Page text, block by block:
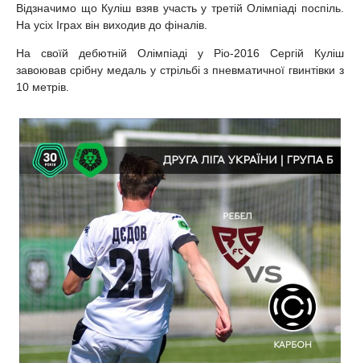
Відзначимо що Куліш взяв участь у третій Олімпіаді поспіль.
На усіх Іграх він виходив до фіналів.
На своїй дебютній Олімпіаді у Ріо-2016 Сергій Куліш
завоював срібну медаль у стрільбі з пневматичної гвинтівки з
10 метрів.